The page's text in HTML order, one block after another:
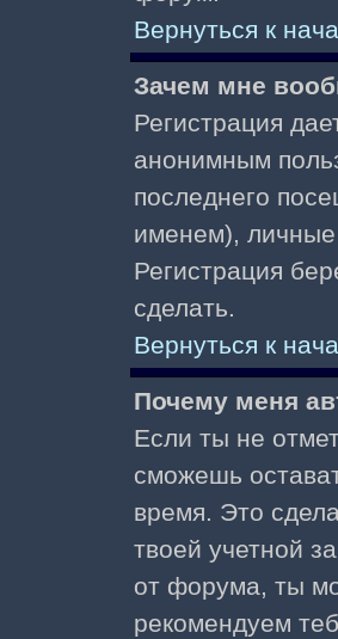
Вернуться к
Зачем мне
Регистрация
анонимным
последнего
именем), личные
Регистрация
сделать.
Вернуться к
Почему меня
Если ты не
сможешь
время. Это
твоей учетной
от форума, ты
рекомендуем